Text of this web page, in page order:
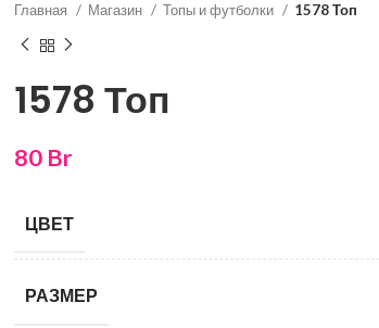
Главная Магазин Топы и футболки 1578 Топ
1578 Топ
80 Br
ЦВЕТ
РАЗМЕР